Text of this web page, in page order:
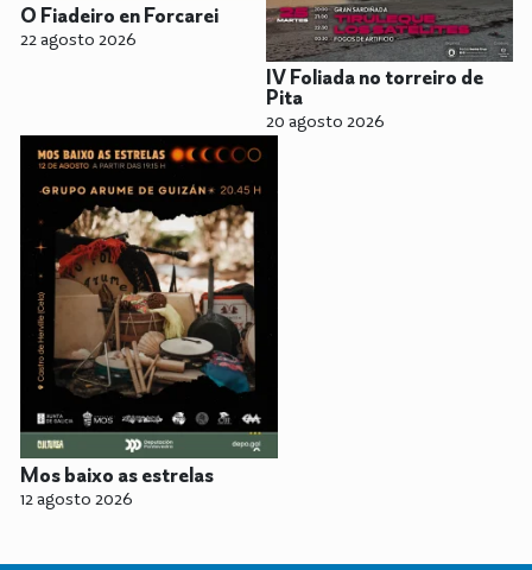
O Fiadeiro en Forcarei
22 agosto 2026
IV Foliada no torreiro de
Pita
20 agosto 2026
Mos baixo as estrelas
12 agosto 2026